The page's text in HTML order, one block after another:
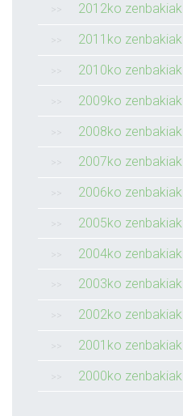
2012ko zenbakiak
2011ko zenbakiak
2010ko zenbakiak
2009ko zenbakiak
2008ko zenbakiak
2007ko zenbakiak
2006ko zenbakiak
2005ko zenbakiak
2004ko zenbakiak
2003ko zenbakiak
2002ko zenbakiak
2001ko zenbakiak
2000ko zenbakiak